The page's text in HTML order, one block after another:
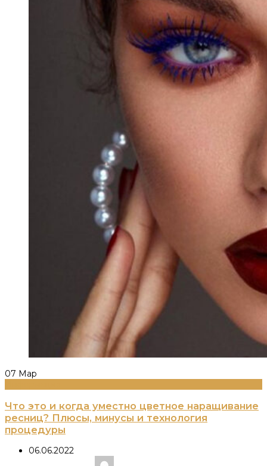
07 Мар
Что это и когда уместно цветное наращивание
ресниц? Плюсы, минусы и технология
процедуры
06.06.2022